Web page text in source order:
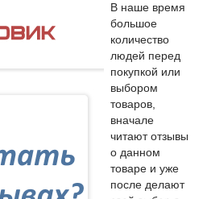
В наше время
большое
количество
людей перед
покупкой или
выбором
товаров,
вначале
читают отзывы
о данном
товаре и уже
после делают